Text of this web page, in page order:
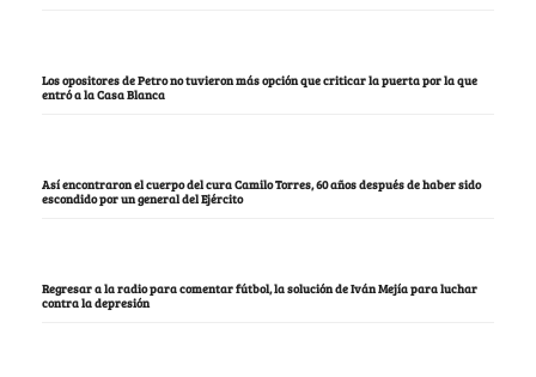
Los opositores de Petro no tuvieron más opción que criticar la puerta por la que
entró a la Casa Blanca
Así encontraron el cuerpo del cura Camilo Torres, 60 años después de haber sido
escondido por un general del Ejército
Regresar a la radio para comentar fútbol, la solución de Iván Mejía para luchar
contra la depresión